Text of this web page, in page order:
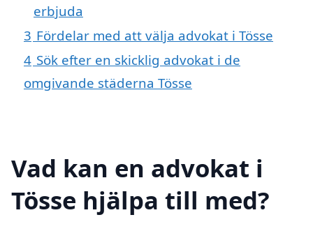
erbjuda
3 Fördelar med att välja advokat i Tösse
4 Sök efter en skicklig advokat i de
omgivande städerna Tösse
Vad kan en advokat i
Tösse hjälpa till med?